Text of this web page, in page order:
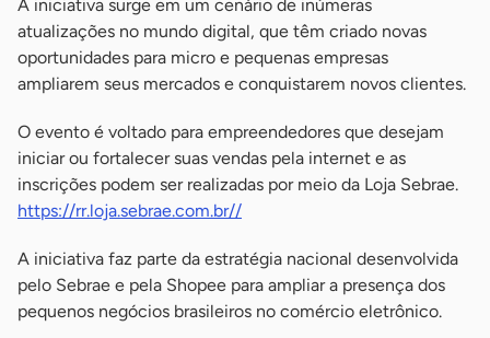
A iniciativa surge em um cenário de inúmeras
atualizações no mundo digital, que têm criado novas
oportunidades para micro e pequenas empresas
ampliarem seus mercados e conquistarem novos clientes.
O evento é voltado para empreendedores que desejam
iniciar ou fortalecer suas vendas pela internet e as
inscrições podem ser realizadas por meio da Loja Sebrae.
https://rr.loja.sebrae.com.br//
A iniciativa faz parte da estratégia nacional desenvolvida
pelo Sebrae e pela Shopee para ampliar a presença dos
pequenos negócios brasileiros no comércio eletrônico.